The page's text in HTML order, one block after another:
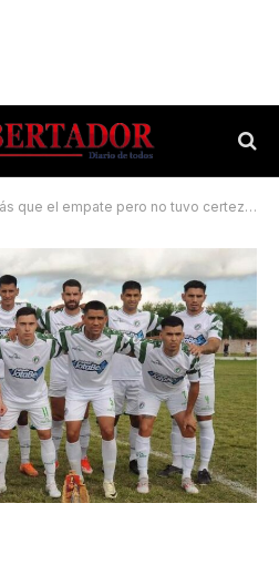
el empate pero no tuvo certeza en la definición